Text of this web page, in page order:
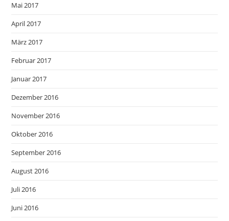
Mai 2017
April 2017
März 2017
Februar 2017
Januar 2017
Dezember 2016
November 2016
Oktober 2016
September 2016
August 2016
Juli 2016
Juni 2016